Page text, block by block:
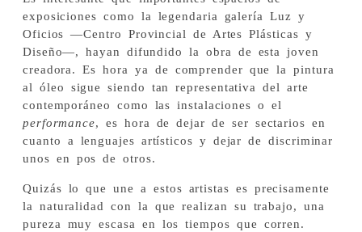
exposiciones como la legendaria galería Luz y
Oficios —Centro Provincial de Artes Plásticas y
Diseño—, hayan difundido la obra de esta joven
creadora. Es hora ya de comprender que la pintura
al óleo sigue siendo tan representativa del arte
contemporáneo como las instalaciones o el
performance, es hora de dejar de ser sectarios en
cuanto a lenguajes artísticos y dejar de discriminar
unos en pos de otros.
Quizás lo que une a estos artistas es precisamente
la naturalidad con la que realizan su trabajo, una
pureza muy escasa en los tiempos que corren.